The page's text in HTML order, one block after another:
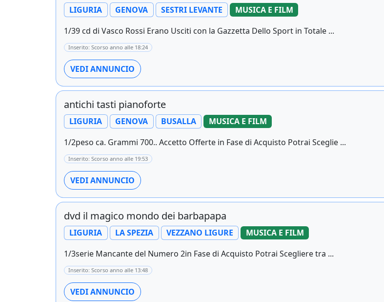
LIGURIA GENOVA SESTRI LEVANTE
MUSICA E FILM
1/39 cd di Vasco Rossi Erano Usciti con la Gazzetta Dello Sport in Totale ...
Inserito: Scorso anno alle 18:24
VEDI ANNUNCIO
antichi tasti pianoforte
LIGURIA GENOVA BUSALLA
MUSICA E FILM
1/2peso ca. Grammi 700.. Accetto Offerte in Fase di Acquisto Potrai Sceglie ...
Inserito: Scorso anno alle 19:53
VEDI ANNUNCIO
dvd il magico mondo dei barbapapa
LIGURIA LA SPEZIA VEZZANO LIGURE
MUSICA E FILM
1/3serie Mancante del Numero 2in Fase di Acquisto Potrai Scegliere tra ...
Inserito: Scorso anno alle 13:48
VEDI ANNUNCIO